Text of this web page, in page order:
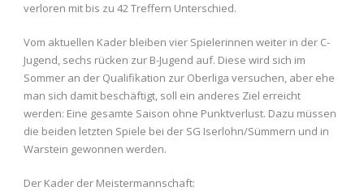
verloren mit bis zu 42 Treffern Unterschied.
Vom aktuellen Kader bleiben vier Spielerinnen weiter in der C-
Jugend, sechs rücken zur B-Jugend auf. Diese wird sich im
Sommer an der Qualifikation zur Oberliga versuchen, aber ehe
man sich damit beschäftigt, soll ein anderes Ziel erreicht
werden: Eine gesamte Saison ohne Punktverlust. Dazu müssen
die beiden letzten Spiele bei der SG Iserlohn/Sümmern und in
Warstein gewonnen werden.
Der Kader der Meistermannschaft: